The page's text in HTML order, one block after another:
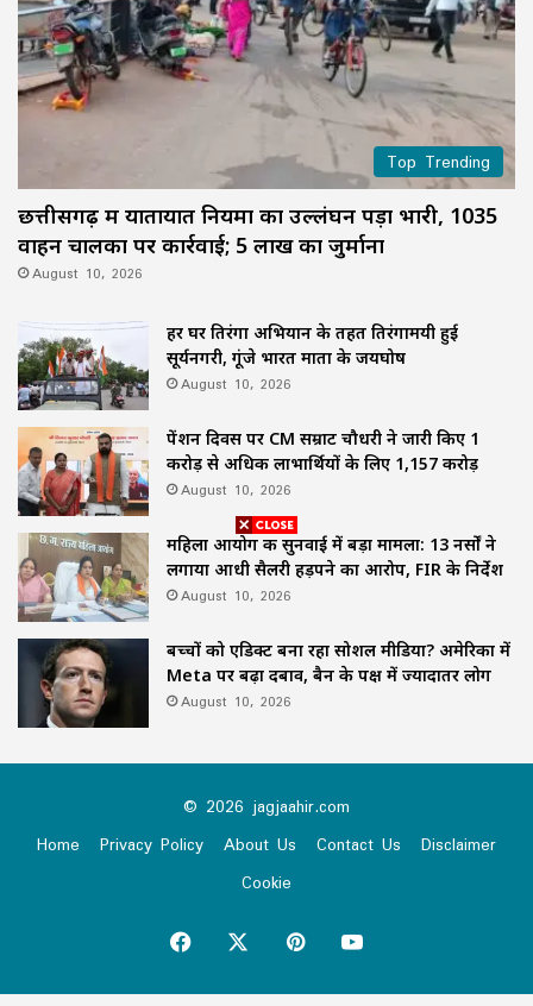
Top Trending
छत्तीसगढ़ में यातायात नियमों का उल्लंघन पड़ा भारी, 1035
वाहन चालकों पर कार्रवाई; 5 लाख का जुर्माना
August 10, 2026
हर घर तिरंगा अभियान के तहत तिरंगामयी हुई
सूर्यनगरी, गूंजे भारत माता के जयघोष
August 10, 2026
पेंशन दिवस पर CM सम्राट चौधरी ने जारी किए 1
करोड़ से अधिक लाभार्थियों के लिए 1,157 करोड़
August 10, 2026
महिला आयोग की सुनवाई में बड़ा मामला: 13 नर्सों ने
लगाया आधी सैलरी हड़पने का आरोप, FIR के निर्देश
August 10, 2026
बच्चों को एडिक्ट बना रहा सोशल मीडिया? अमेरिका में
Meta पर बढ़ा दबाव, बैन के पक्ष में ज्यादातर लोग
August 10, 2026
© 2026 jagjaahir.com
Home
Privacy Policy About Us Contact Us
Disclaimer
Cookie
Facebook PinterestYouTube